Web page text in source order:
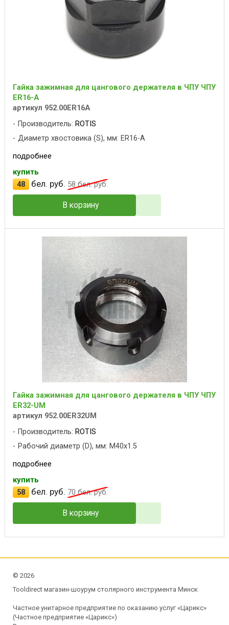
Гайка зажимная для цангового держателя в ЧПУ ЧПУ
ER16-A
артикул 952.00ER16A
Производитель: ROTIS
Диаметр хвостовика (S), мм: ER16-A
подробнее
купить
48
бел. руб. 58бел. руб.
В корзину
Гайка зажимная для цангового держателя в ЧПУ ЧПУ
ER32-UM
артикул 952.00ER32UM
Производитель: ROTIS
Рабочий диаметр (D), мм: M40x1.5
подробнее
купить
58
бел. руб. 70бел. руб.
В корзину
© 2026
Tooldirect магазин-шоурум столярного инструмента Минск
Частное унитарное предприятие по оказанию услуг «Царикс»
(Частное предприятие «Царикс»)